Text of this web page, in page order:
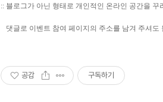
:: 블로그가 아닌 형태로 개인적인 온라인 공간을
댓글로 이벤트 참여 페이지의 주소를 남겨 주셔도
공감 구독하기